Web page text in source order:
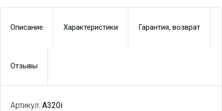
Описание Характеристики Гарантия, возврат
Отзывы
Артикул: A320i